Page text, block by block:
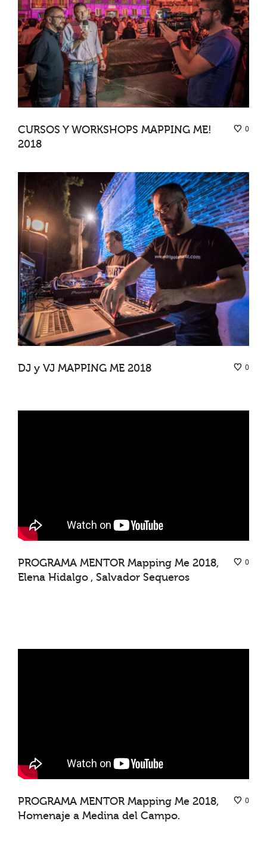
0
CURSOS Y WORKSHOPS MAPPING ME!
2018
0
DJ y VJ MAPPING ME 2018
0
PROGRAMA MENTOR Mapping Me 2018,
Elena Hidalgo , Salvador Sequeros
0
PROGRAMA MENTOR Mapping Me 2018,
Homenaje a Medina del Campo.